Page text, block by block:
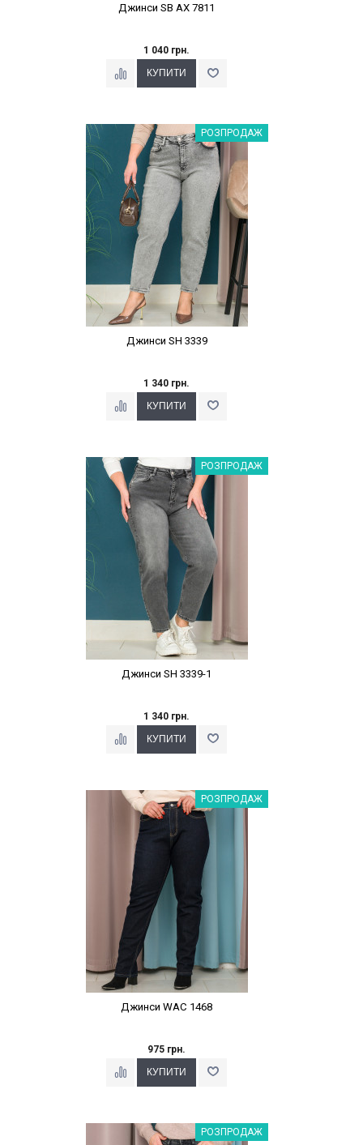
Джинси SB AX 7811
1 040 грн.
Наклейки Варіант з %РОЗПРОДАЖ
Джинси SH 3339
1 340 грн.
Наклейки Варіант з %РОЗПРОДАЖ
Джинси SH 3339-1
1 340 грн.
Наклейки Варіант з %РОЗПРОДАЖ
Джинси WAC 1468
975 грн.
Наклейки Варіант з %РОЗПРОДАЖ